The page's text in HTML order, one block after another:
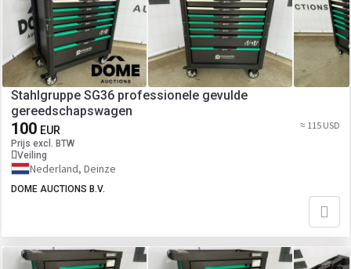
Stahlgruppe SG36 professionele gevulde
gereedschapswagen
100 EUR
Prijs excl. BTW
Veiling
≈ 115 USD
Nederland, Deinze
DOME AUCTIONS B.V.